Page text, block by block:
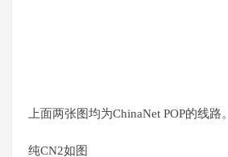
上面两张图均为ChinaNet POP的线路。
纯CN2如图